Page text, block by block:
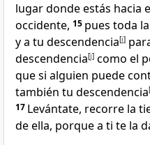
lugar donde estás hacia
occidente, 15 pues toda
y a tu descendencia[i]
descendencia[j] como el
que si alguien puede
también tu descendencia[
17 Levántate, recorre la
de ella, porque a ti te la